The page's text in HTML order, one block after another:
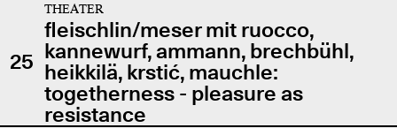
25
THEATER
fleischlin/meser mit ruocco,
kannewurf, ammann, brechbühl,
heikkilä, krstić, mauchle:
togetherness - pleasure as
resistance